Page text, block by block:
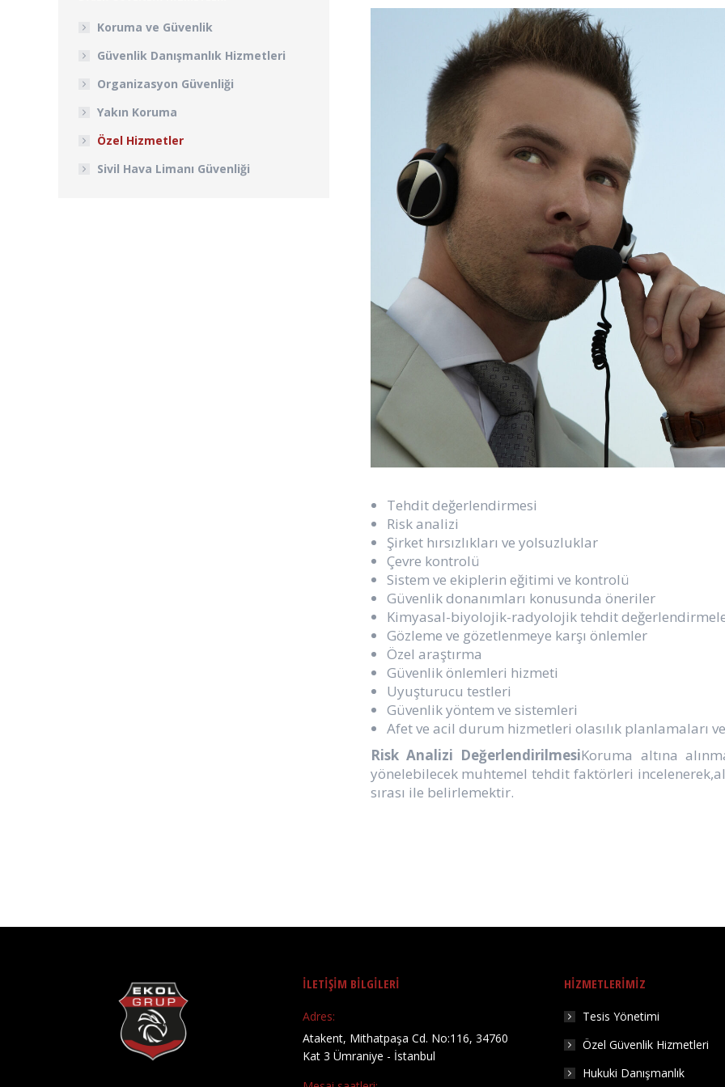
Tehdit değerlendirmesi
Risk analizi
Şirket hırsızlıkları ve yolsuzluklar
Çevre kontrolü
Sistem ve ekiplerin eğitimi ve kontrolü
Güvenlik donanımları konusunda öneriler
Kimyasal-biyolojik-radyolojik tehdit
Gözleme ve gözetlenmeye karşı önlemler
Özel araştırma
Güvenlik önlemleri hizmeti
Uyuşturucu testleri
Güvenlik yöntem ve sistemleri
Afet ve acil durum hizmetleri olasılık planlamaları
Risk Analizi DeğerlendirilmesiKoruma altına
yönelebilecek muhtemel tehdit faktörleri
sırası ile belirlemektir.
Koruma ve Güvenlik
Güvenlik Danışmanlık Hizmetleri
Organizasyon Güvenliği
Yakın Koruma
Özel Hizmetler
Sivil Hava Limanı Güvenliği
İLETİŞİM BİLGİLERİ
Adres:
Atakent, Mithatpaşa Cd. No:116, 34760
Kat 3 Ümraniye - İstanbul
HIZMETLERIMIZ
Tesis Yönetimi
Özel Güvenlik Hizmetleri
Hukuki Danışmanlık